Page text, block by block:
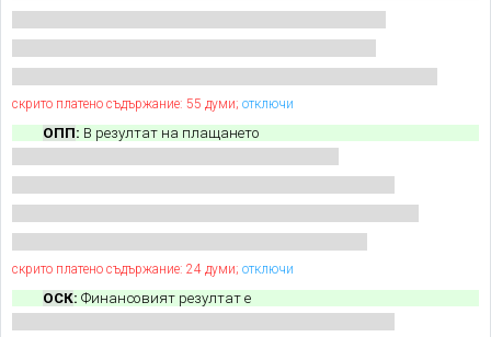
скрито платено съдържание: 55 думи; отключи
ОПП: В резултат на плащането
скрито платено съдържание: 24 думи; отключи
ОСК: Финансовият резултат е